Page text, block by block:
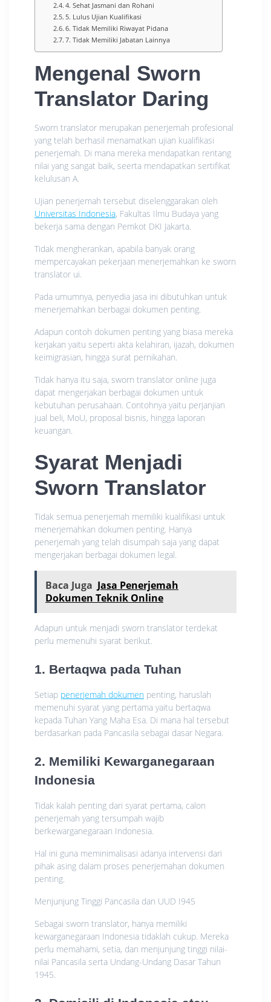
4. Sehat Jasmani dan Rohani
5. Lulus Ujian Kualifikasi
6. Tidak Memiliki Riwayat Pidana
7. Tidak Memiliki Jabatan Lainnya
Mengenal Sworn
Translator Daring
Sworn translator merupakan penerjemah profesional
yang telah berhasil menamatkan ujian kualifikasi
penerjemah. Di mana mereka mendapatkan rentang
nilai yang sangat baik, seerta mendapatkan sertifikat
kelulusan A.
Ujian penerjemah tersebut diselenggarakan oleh
Universitas Indonesia, Fakultas Ilmu Budaya yang
bekerja sama dengan Pemkot DKI Jakarta.
Tidak mengherankan, apabila banyak orang
mempercayakan pekerjaan menerjemahkan ke sworn
translator ui.
Pada umumnya, penyedia jasa ini dibutuhkan untuk
menerjemahkan berbagai dokumen penting.
Adapun contoh dokumen penting yang biasa mereka
kerjakan yaitu seperti akta kelahiran, ijazah, dokumen
keimigrasian, hingga surat pernikahan.
Tidak hanya itu saja, sworn translator online juga
dapat mengerjakan berbagai dokumen untuk
kebutuhan perusahaan. Contohnya yaitu perjanjian
jual beli, MoU, proposal bisnis, hingga laporan
keuangan.
Syarat Menjadi
Sworn Translator
Tidak semua penerjemah memiliki kualifikasi untuk
menerjemahkan dokumen penting. Hanya
penerjemah yang telah disumpah saja yang dapat
mengerjakan berbagai dokumen legal.
Baca Juga Jasa Penerjemah
Dokumen Teknik Online
Adapun untuk menjadi sworn translator terdekat
perlu memenuhi syarat berikut.
1. Bertaqwa pada Tuhan
Setiap penerjemah dokumen penting, haruslah
memenuhi syarat yang pertama yaitu bertaqwa
kepada Tuhan Yang Maha Esa. Di mana hal tersebut
berdasarkan pada Pancasila sebagai dasar Negara.
2. Memiliki Kewarganegaraan
Indonesia
Tidak kalah penting dari syarat pertama, calon
penerjemah yang tersumpah wajib
berkewarganegaraan Indonesia.
Hal ini guna meminimalisasi adanya intervensi dari
pihak asing dalam proses penerjemahan dokumen
penting.
Menjunjung Tinggi Pancasila dan UUD I945
Sebagai sworn translator, hanya memiliki
kewarganegaraan Indonesia tidaklah cukup. Mereka
perlu memahami, setia, dan menjunjung tinggi nilai-
nilai Pancasila serta Undang-Undang Dasar Tahun
1945.